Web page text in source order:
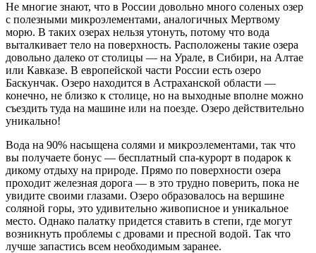
Не многие знают, что в России довольно много соленых озер
с полезными микроэлементами, аналогичных Мертвому
морю. В таких озерах нельзя утонуть, потому что вода
выталкивает тело на поверхность. Расположены такие озера
довольно далеко от столицы — на Урале, в Сибири, на Алтае
или Кавказе. В европейской части России есть озеро
Баскунчак. Озеро находится в Астраханской области —
конечно, не близко к столице, но на выходные вполне можно
съездить туда на машине или на поезде. Озеро действительно
уникально!
Вода на 90% насыщена солями и микроэлементами, так что
вы получаете бонус — бесплатный спа-курорт в подарок к
дикому отдыху на природе. Прямо по поверхности озера
проходит железная дорога — в это трудно поверить, пока не
увидите своими глазами. Озеро образовалось на вершине
соляной горы, это удивительно живописное и уникальное
место. Однако палатку придется ставить в степи, где могут
возникнуть проблемы с дровами и пресной водой. Так что
лучше запастись всем необходимым заранее.